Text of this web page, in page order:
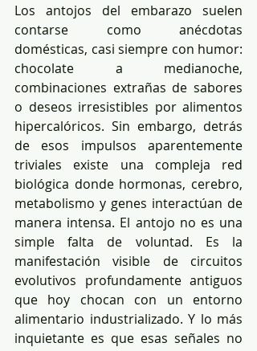
Los antojos del embarazo suelen
contarse como anécdotas
domésticas, casi siempre con humor:
chocolate a medianoche,
combinaciones extrañas de sabores
o deseos irresistibles por alimentos
hipercalóricos. Sin embargo, detrás
de esos impulsos aparentemente
triviales existe una compleja red
biológica donde hormonas, cerebro,
metabolismo y genes interactúan de
manera intensa. El antojo no es una
simple falta de voluntad. Es la
manifestación visible de circuitos
evolutivos profundamente antiguos
que hoy chocan con un entorno
alimentario industrializado. Y lo más
inquietante es que esas señales no